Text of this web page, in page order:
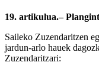
19. artikulua.–
Saileko Zuzendaritzen
jardun-arlo hauek
Zuzendaritzari: